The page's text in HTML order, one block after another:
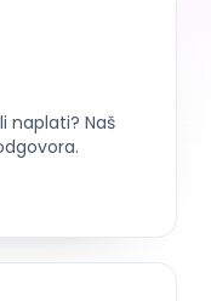
naplati? Naš